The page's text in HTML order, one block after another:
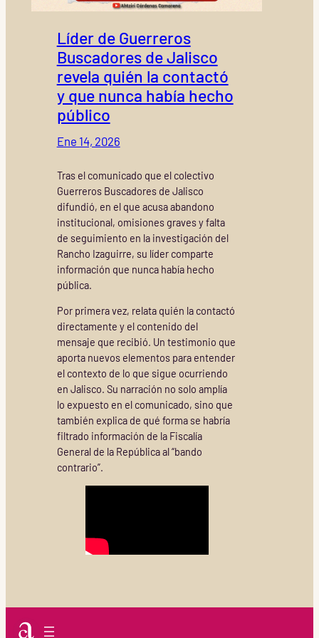
Líder de Guerreros
Buscadores de Jalisco
revela quién la contactó
y que nunca había hecho
público
Ene 14, 2026
Tras el comunicado que el colectivo
Guerreros Buscadores de Jalisco
difundió, en el que acusa abandono
institucional, omisiones graves y falta
de seguimiento en la investigación del
Rancho Izaguirre, su líder comparte
información que nunca había hecho
pública.
Por primera vez, relata quién la contactó
directamente y el contenido del
mensaje que recibió. Un testimonio que
aporta nuevos elementos para entender
el contexto de lo que sigue ocurriendo
en Jalisco. Su narración no solo amplía
lo expuesto en el comunicado, sino que
también explica de qué forma se habría
filtrado información de la Fiscalía
General de la República al “bando
contrario”.